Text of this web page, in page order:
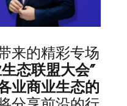
来的精彩专场
态联盟大会”
业商业生态的